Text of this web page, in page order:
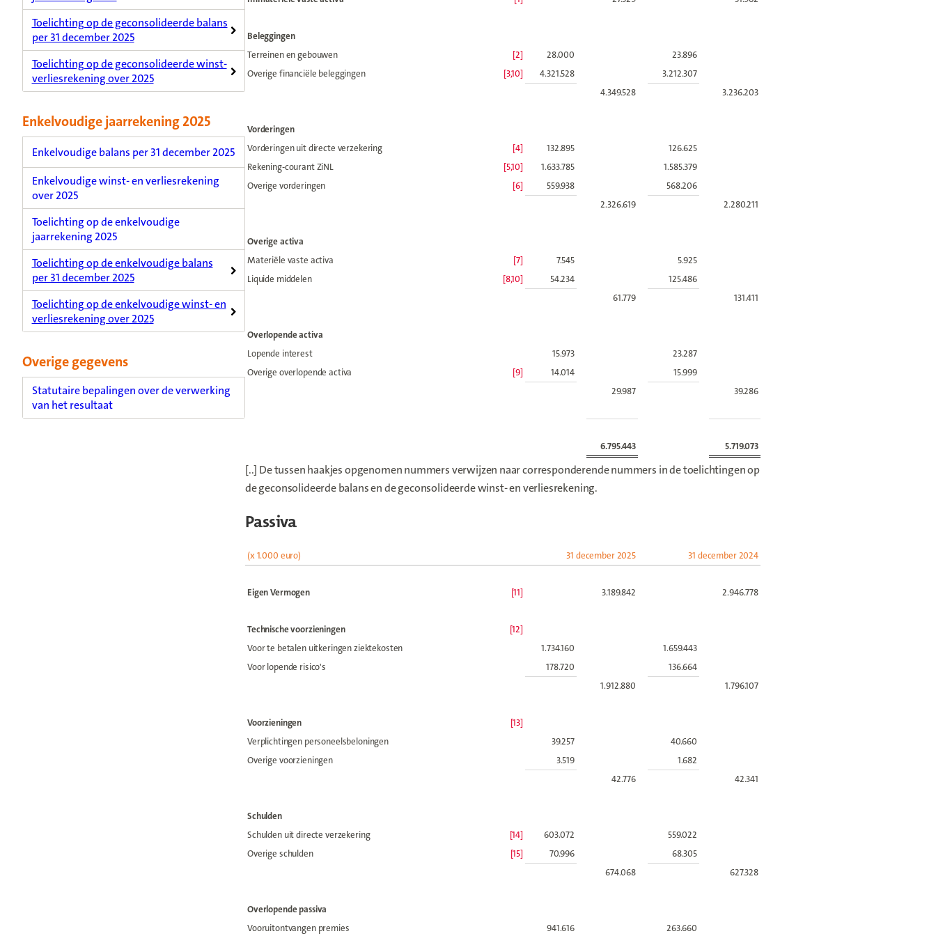
Beleggingen
Terreinen en gebouwen
[2] 28.000
23.896
Overige financiële beleggingen
[3,10] 4.321.528
3.212.307
4.349.528
3.236.203
Vorderingen
Vorderingen uit directe verzekering
[4] 132.895
126.625
Rekening-courant ZiNL
[5,10] 1.633.785
1.585.379
Overige vorderingen
[6] 559.938
568.206
2.326.619
2.280.211
Overige activa
Materiële vaste activa
[7] 7.545
5.925
Liquide middelen
[8,10] 54.234
125.486
61.779
131.411
Overlopende activa
Lopende interest
15.973
23.287
Overige overlopende activa
[9] 14.014
15.999
29.987
39.286
6.795.443 5.719.073
[..] De tussen haakjes opgenomen nummers verwijzen naar corresponderende nummers in de toelichtingen op
de geconsolideerde balans en de geconsolideerde winst- en verliesrekening.
Passiva
(x 1.000 euro) 31 december 2025 31 december 2024
Eigen Vermogen [11] 3.189.842 2.946.778
Technische voorzieningen
[12]
Voor te betalen uitkeringen ziektekosten
1.734.160
1.659.443
Voor lopende risico's
178.720
136.664
1.912.880
1.796.107
Voorzieningen
[13]
Verplichtingen personeelsbeloningen
39.257
40.660
Overige voorzieningen
3.519
1.682
42.776
42.341
Schulden
Schulden uit directe verzekering
[14] 603.072
559.022
Overige schulden
[15] 70.996
68.305
674.068
627.328
Overlopende passiva
Vooruitontvangen premies
941.616 263.660
Toelichting op de geconsolideerde balans
per 31 december 2025
Toelichting op de geconsolideerde winst-
verliesrekening over 2025
Enkelvoudige jaarrekening 2025
Enkelvoudige balans per 31 december 2025
Enkelvoudige winst- en verliesrekening
over 2025
Toelichting op de enkelvoudige
jaarrekening 2025
Toelichting op de enkelvoudige balans
per 31 december 2025
Toelichting op de enkelvoudige winst- en
verliesrekening over 2025
Overige gegevens
Statutaire bepalingen over de verwerking
van het resultaat